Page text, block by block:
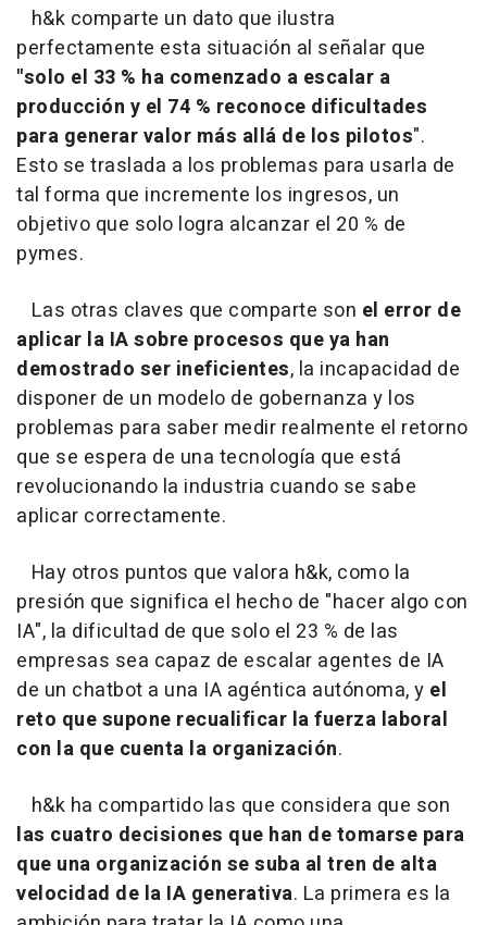
h&k comparte un dato que ilustra
perfectamente esta situación al señalar que
"solo el 33 % ha comenzado a escalar a
producción y el 74 % reconoce dificultades
para generar valor más allá de los pilotos".
Esto se traslada a los problemas para usarla de
tal forma que incremente los ingresos, un
objetivo que solo logra alcanzar el 20 % de
pymes.
Las otras claves que comparte son el error de
aplicar la IA sobre procesos que ya han
demostrado ser ineficientes, la incapacidad de
disponer de un modelo de gobernanza y los
problemas para saber medir realmente el retorno
que se espera de una tecnología que está
revolucionando la industria cuando se sabe
aplicar correctamente.
Hay otros puntos que valora h&k, como la
presión que significa el hecho de "hacer algo con
IA", la dificultad de que solo el 23 % de las
empresas sea capaz de escalar agentes de IA
de un chatbot a una IA agéntica autónoma, y el
reto que supone recualificar la fuerza laboral
con la que cuenta la organización.
h&k ha compartido las que considera que son
las cuatro decisiones que han de tomarse para
que una organización se suba al tren de alta
velocidad de la IA generativa. La primera es la